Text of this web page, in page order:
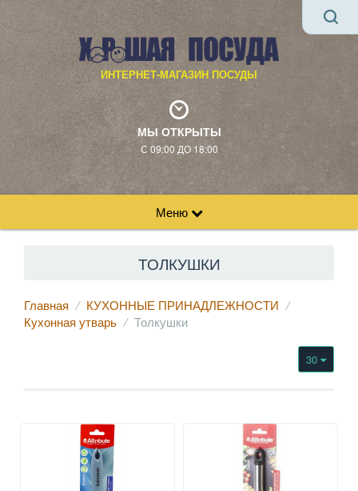
ИНТЕРНЕТ-МАГАЗИН ПОСУДЫ
МЫ ОТКРЫТЫ
С 09:00 ДО 18:00
Меню
ТОЛКУШКИ
Главная
КУХОННЫЕ ПРИНАДЛЕЖНОСТИ
Кухонная утварь
Толкушки
30